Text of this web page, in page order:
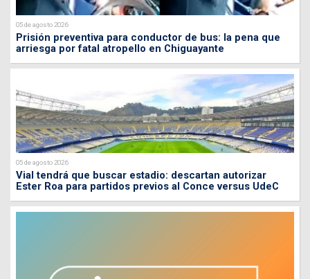
05 de agosto 2026
Prisión preventiva para conductor de bus: la pena que
arriesga por fatal atropello en Chiguayante
05 de agosto 2026
Vial tendrá que buscar estadio: descartan autorizar
Ester Roa para partidos previos al Conce versus UdeC